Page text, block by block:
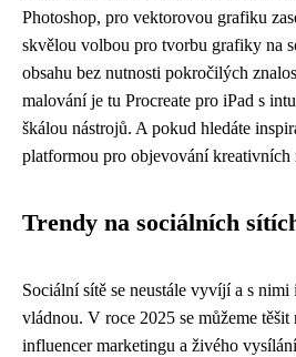
Photoshop, pro vektorovou grafiku
skvělou volbou pro tvorbu grafiky na
obsahu bez nutnosti pokročilých
malování je tu Procreate pro iPad s
škálou nástrojů. A pokud hledáte
platformou pro objevování kreativních
Trendy na sociálních
Sociální sítě se neustále vyvíjí a s nimi
vládnou. V roce 2025 se můžeme
influencer marketingu a živého